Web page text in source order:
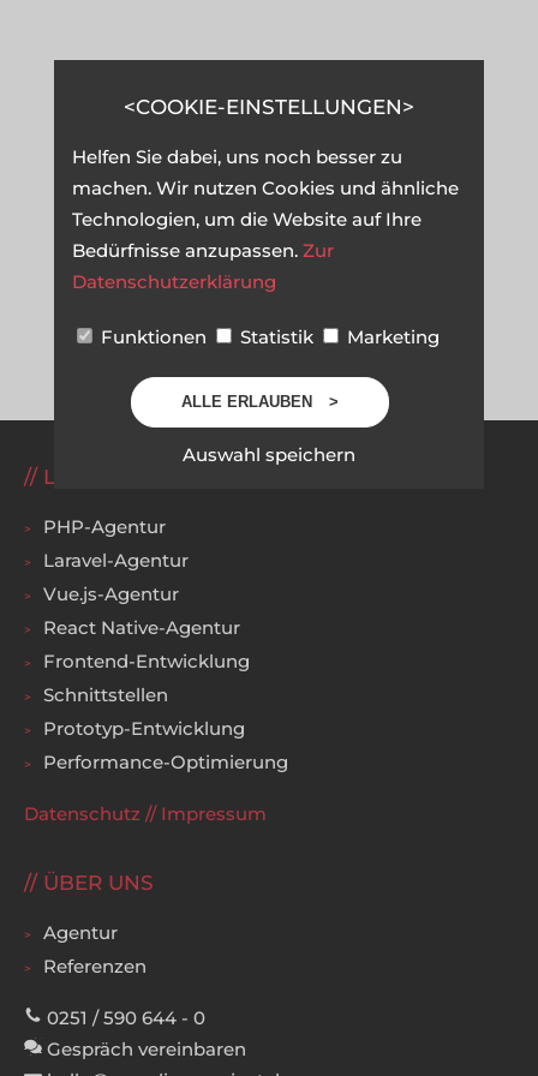
LEISTUNGEN
PHP-Agentur
Laravel-Agentur
Vue.js-Agentur
React Native-Agentur
Frontend-Entwicklung
Schnittstellen
Prototyp-Entwicklung
Performance-Optimierung
Datenschutz // Impressum
ÜBER UNS
Agentur
Referenzen
0251 / 590 644 - 0
Gespräch vereinbaren
COOKIE-EINSTELLUNGEN
Helfen Sie dabei, uns noch besser zu
machen. Wir nutzen Cookies und ähnliche
Technologien, um die Website auf Ihre
Bedürfnisse anzupassen. Zur
Datenschutzerklärung
Funktionen Statistik Marketing
ALLE ERLAUBEN
Auswahl speichern